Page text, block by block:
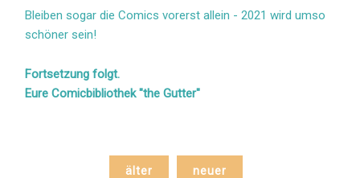
Bleiben sogar die Comics vorerst allein - 2021 wird umso
schöner sein!
Fortsetzung folgt.
Eure Comicbibliothek "the Gutter"
älter neuer